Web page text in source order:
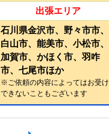
出張エリア
石川県金沢市、野々市市、
白山市、能美市、小松市、
加賀市、かほく市、羽咋
市、七尾市ほか
※ご依頼の内容によってはお受け
できないこともございます